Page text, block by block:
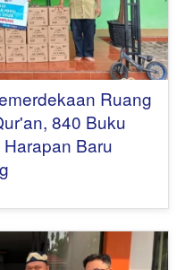
Ruang
840 Buku
Baru